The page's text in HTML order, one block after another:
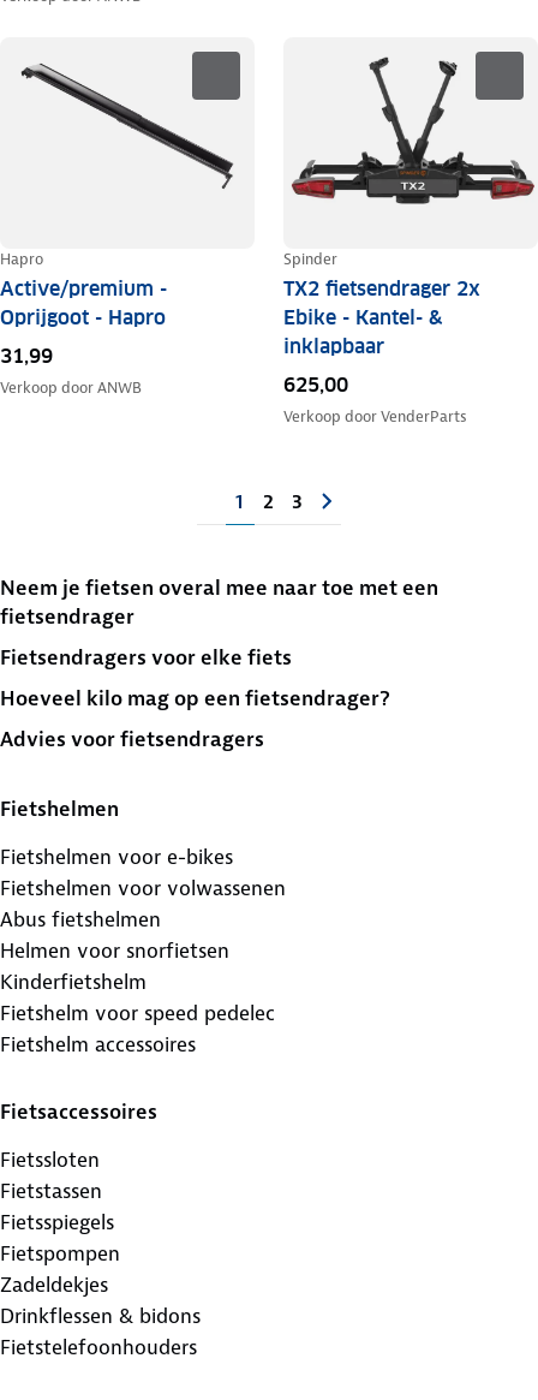
Hapro
Active/premium -
Oprijgoot - Hapro
31,99
Verkoop doorANWB
Spinder
TX2 fietsendrager 2x
Ebike - Kantel- &
inklapbaar
625,00
Verkoop doorVenderParts
1 2 3
Neem je fietsen overal mee naar toe met een
fietsendrager
Fietsendragers voor elke fiets
Hoeveel kilo mag op een fietsendrager?
Advies voor fietsendragers
Fietshelmen
Fietshelmen voor e-bikes
Fietshelmen voor volwassenen
Abus fietshelmen
Helmen voor snorfietsen
Kinderfietshelm
Fietshelm voor speed pedelec
Fietshelm accessoires
Fietsaccessoires
Fietssloten
Fietstassen
Fietsspiegels
Fietspompen
Zadeldekjes
Drinkflessen & bidons
Fietstelefoonhouders